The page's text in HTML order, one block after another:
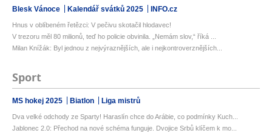
Blesk Vánoce Kalendář svátků 2025 INFO.cz
Hnus v oblíbeném řetězci: V pečivu skotačil hlodavec!
V trezoru měl 80 milionů, teď ho policie obvinila. „Nemám slov,“ říká ...
Milan Knížák: Byl jednou z nejvýraznějších, ale i nejkontroverznějších...
Sport
MS hokej 2025 Biatlon Liga mistrů
Dva velké odchody ze Sparty! Haraslín chce do Arábie, co podmínky Kuch...
Jablonec 2.0: Přechod na nové schéma funguje. Dvojice Srbů klíčem k mo...